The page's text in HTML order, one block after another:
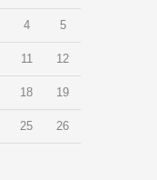
4 5
11 12
18 19
25 26